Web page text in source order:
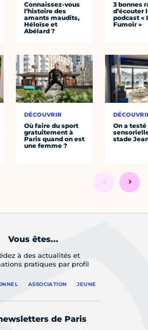
Connaissez-vous
l’histoire des
amants maudits,
Héloïse et
Abélard ?
DÉCOUVRIR
Où faire du sport
gratuitement à
Paris quand on est
une femme ?
3 bonnes
d’écouter
podcast «
Fumoir »
On a
stade
Vous êtes...
à des actualités et
pratiques par profil
ASSOCIATION JEUNE
de Paris